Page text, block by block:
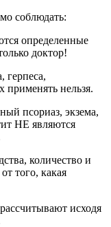
соблюдать:
определенные
доктор!
герпеса,
нельзя.
псориаз, экзема,
НЕ являются
количество и
того, какая
исходя